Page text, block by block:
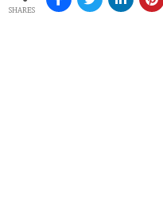
SHARES